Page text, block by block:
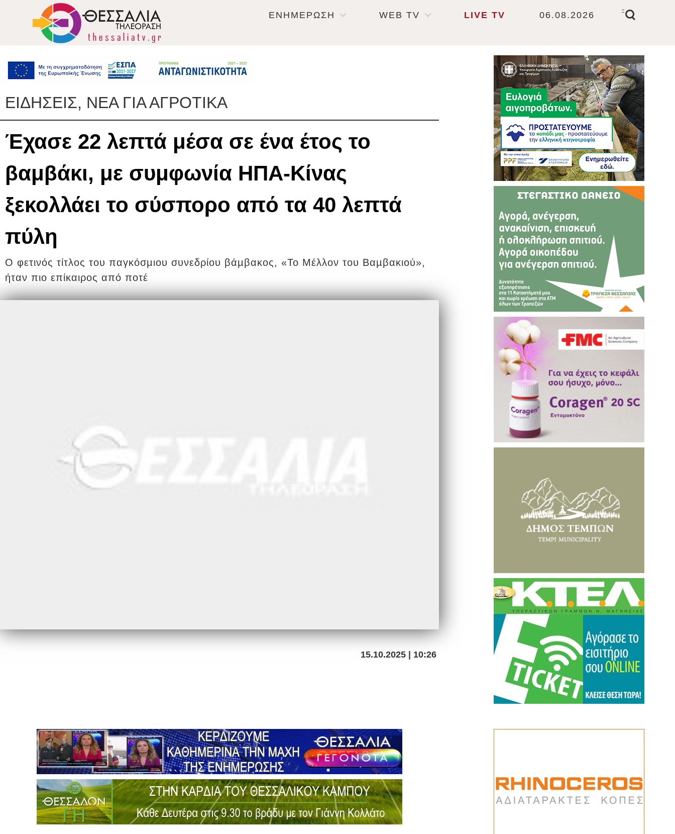
ΕΝΗΜΕΡΩΣΗ WEB TV LIVE TV 06.08.2026
-
ΕΙΔΗΣΕΙΣ, ΝΕΑ ΓΙΑ ΑΓΡΟΤΙΚΑ
Έχασε 22 λεπτά μέσα σε ένα έτος το
βαμβάκι, με συμφωνία ΗΠΑ-Κίνας
ξεκολλάει το σύσπορο από τα 40 λεπτά
πύλη
Ο φετινός τίτλος του παγκόσµιου συνεδρίου βάµβακος, «Το Μέλλον του Βαµβακιού»,
ήταν πιο επίκαιρος από ποτέ
15.10.2025 | 10:26